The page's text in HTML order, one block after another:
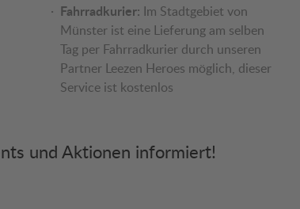
Fahrradkurier: Im Stadtgebiet von
Münster ist eine Lieferung am selben
Tag per Fahrradkurier durch unseren
Partner Leezen Heroes möglich, dieser
Service ist kostenlos
und Aktionen informiert!